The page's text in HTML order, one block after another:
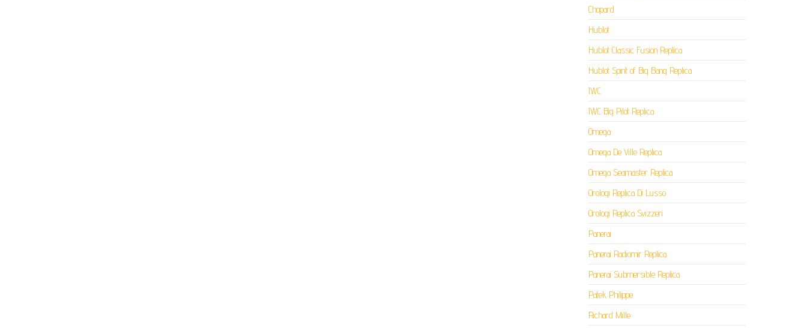
Chopard
Hublot
Hublot Classic Fusion Replica
Hublot Spirit of Big Bang Replica
IWC
IWC Big Pilot Replica
Omega
Omega De Ville Replica
Omega Seamaster Replica
Orologi Replica Di Lusso
Orologi Replica Svizzeri
Panerai
Panerai Radiomir Replica
Panerai Submersible Replica
Patek Philippe
Richard Mille